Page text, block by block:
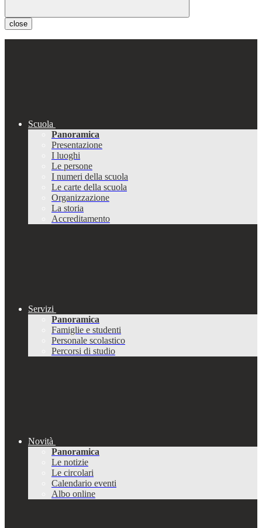
close
Scuola
Panoramica
Presentazione
I luoghi
Le persone
I numeri della scuola
Le carte della scuola
Organizzazione
La storia
Accreditamento
Servizi
Panoramica
Famiglie e studenti
Personale scolastico
Percorsi di studio
Novità
Panoramica
Le notizie
Le circolari
Calendario eventi
Albo online